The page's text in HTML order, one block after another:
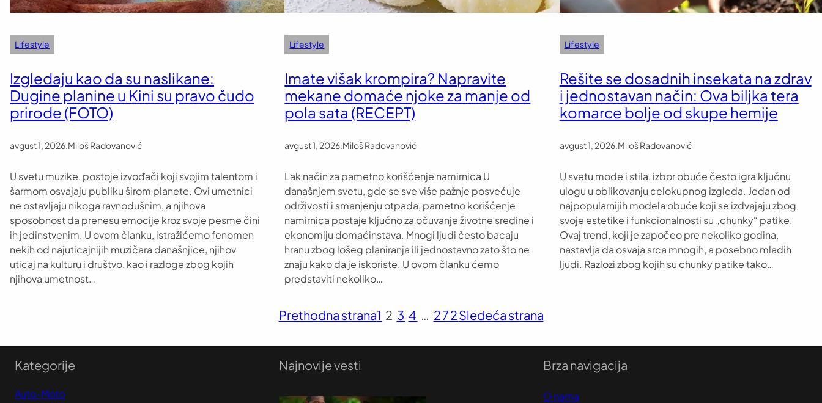
Lifestyle
Izgledaju kao da su naslikane:
Dugine planine u Kini su pravo čudo
prirode (FOTO)
avgust 1, 2026 Miloš Radovanović
U svetu muzike, postoje izvođači koji svojim talentom i
šarmom osvajaju publiku širom planete. Ovi umetnici
ne ostavljaju nikoga ravnodušnim, a njihova
sposobnost da prenesu emocije kroz svoje pesme čini
ih jedinstvenim. U ovom članku, istražićemo fenomen
nekih od najuticajnijih muzičara današnjice, njihov
uticaj na kulturu i društvo, kao i razloge zbog kojih
njihova umetnost…
Lifestyle
Imate višak krompira? Napravite
mekane domaće njoke za manje od
pola sata (RECEPT)
avgust 1, 2026 Miloš Radovanović
Lak način za pametno korišćenje namirnica U
današnjem svetu, gde se sve više pažnje posvećuje
održivosti i smanjenju otpada, pametno korišćenje
namirnica postaje ključno za očuvanje životne sredine i
ekonomiju domaćinstava. Mnogi ljudi često bacaju
hranu zbog lošeg planiranja ili jednostavno zato što ne
znaju kako da je iskoriste. U ovom članku ćemo
predstaviti nekoliko…
Lifestyle
Rešite se dosadnih insekata na zdrav
i jednostavan način: Ova biljka tera
komarce bolje od skupe hemije
avgust 1, 2026. Miloš Radovanović
U svetu mode i stila, izbor obuće često igra ključnu
ulogu u oblikovanju celokupnog izgleda. Jedan od
najpopularnijih modela obuće koji se izdvajaju zbog
svoje estetike i funkcionalnosti su „chunky“ patike.
Ovaj trend, koji je započeo pre nekoliko godina,
nastavlja da osvaja srca mnogih, a posebno mladih
ljudi. Razlozi zbog kojih su chunky patike tako…
Prethodna strana1 2 3 4 … 272Sledeća strana
Kategorije
Auto-Moto
Najnovije vesti Brza navigacija
O nama